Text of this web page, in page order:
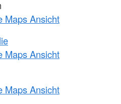
Maps Ansicht
Maps Ansicht
Maps Ansicht